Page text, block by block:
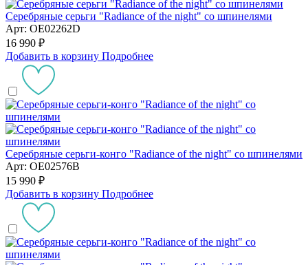
Серебряные серьги "Radiance of the night" со шпинелями
Арт: OE02262D
16 990 ₽
Добавить в корзину Подробнее
Серебряные серьги-конго "Radiance of the night" со шпинелями
Арт: OE02576B
15 990 ₽
Добавить в корзину Подробнее